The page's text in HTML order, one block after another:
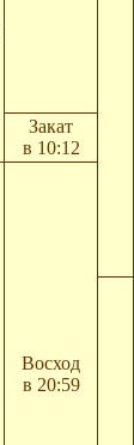
Закат
в 10:12
Восход
в 20:59